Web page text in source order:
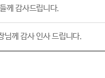
께 감사드립니다.
님께 감사 인사 드립니다.